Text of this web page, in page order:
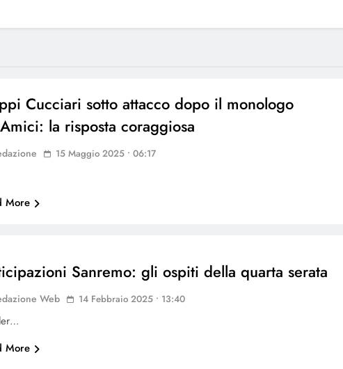
Cucciari sotto attacco dopo il monologo
la risposta coraggiosa
15 Maggio 2025 • 06:17
More
Sanremo: gli ospiti della quarta serata
Web 14 Febbraio 2025 • 13:40
More